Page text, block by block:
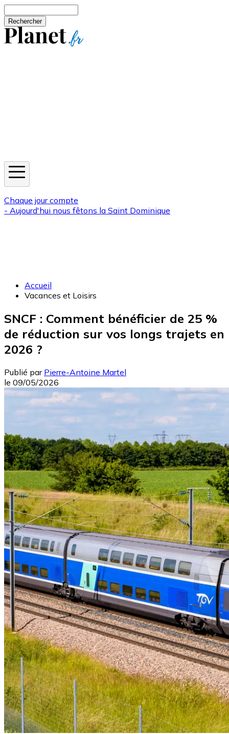
Chaque jour compte
- Aujourd'hui nous fêtons la Saint Dominique
Accueil
Vacances et Loisirs
SNCF : Comment bénéficier de 25 %
de réduction sur vos longs trajets en
2026 ?
Publié par Pierre-Antoine Martel
le 09/05/2026